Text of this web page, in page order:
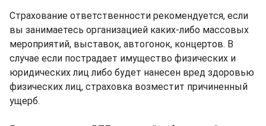
Страхование ответственности рекомендуется, если
вы занимаетесь организацией каких-либо массовых
мероприятий, выставок, автогонок, концертов. В
случае если пострадает имущество физических и
юридических лиц либо будет нанесен вред здоровью
физических лиц, страховка возместит причиненный
ущерб.